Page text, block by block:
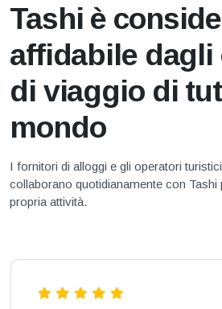
Tashi è
affidabile dagli
di viaggio di
mondo
I fornitori di alloggi e gli operatori
collaborano quotidianamente con
propria attività.